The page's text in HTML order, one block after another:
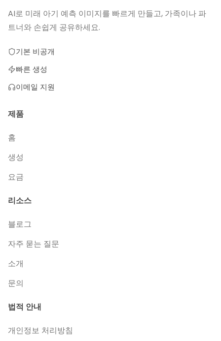
AI로 미래 아기 예측 이미지를 빠르게 만들고, 가족이나 파
트너와 손쉽게 공유하세요.
기본 비공개
빠른 생성
이메일 지원
제품
홈
생성
요금
리소스
블로그
자주 묻는 질문
소개
문의
법적 안내
개인정보 처리방침